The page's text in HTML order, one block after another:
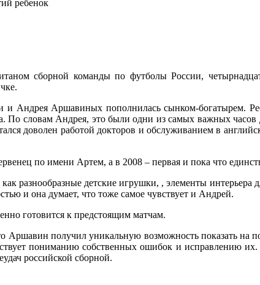
ребенок
сборной команды по футболы России,
Андрея Аршавиных пополнилась сынком-богатырем.
словам Андрея, это были одни из самых важных
доволен работой докторов и обслуживанием в
по имени Артем, а в 2008 – первая и пока что
разнообразные детские игрушки, , элементы интерьера
и она думает, что тоже самое чувствует и Андрей.
готовится к предстоящим матчам.
Аршавин получил уникальную возможность показать на
пониманию собственных ошибок и исправлению
российской сборной.